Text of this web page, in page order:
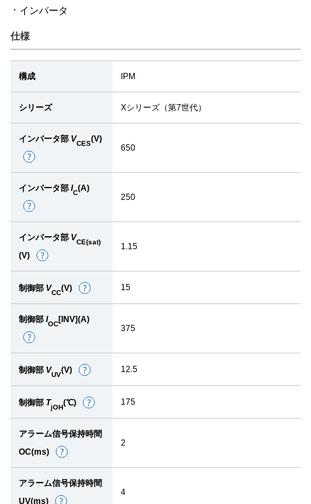
インバータ
仕様
構成 IPM
シリーズ Xシリーズ（第7世代）
インバータ部 VCES(V)
詳
細
650
インバータ部 IC(A)
詳
細
250
インバータ部 VCE(sat)
(V)
詳
細
1.15
制御部 VCC(V)
詳
細
15
制御部 IOC[INV](A)
詳
細
375
制御部 VUV(V)
詳
細
12.5
制御部 TjOH(℃)
詳
細
175
アラーム信号保持時間
OC(ms)
詳
細
2
アラーム信号保持時間
UV(ms)
4